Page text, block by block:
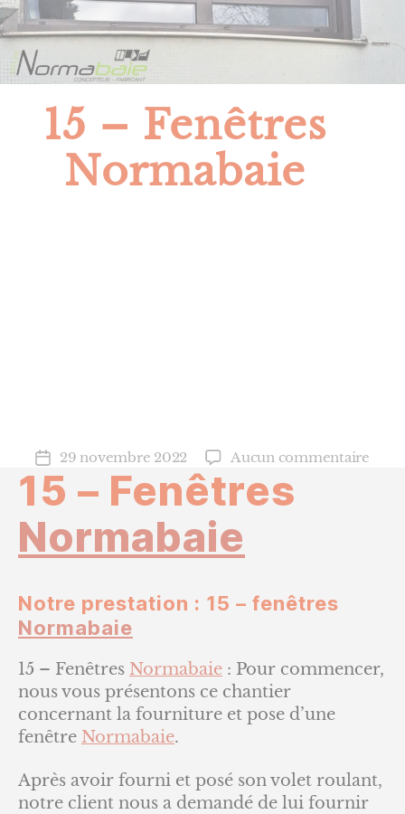
15 – Fenêtres
Normabaie
Date
de
l’article
29 novembre 2022 Aucun commentairesur
15 – Fenêtres
Normabaie
Notre prestation : 15 – fenêtres
Normabaie
15 – Fenêtres Normabaie : Pour commencer,
nous vous présentons ce chantier
concernant la fourniture et pose d’une
fenêtre Normabaie.
Après avoir fourni et posé son volet roulant,
notre client nous a demandé de lui fournir